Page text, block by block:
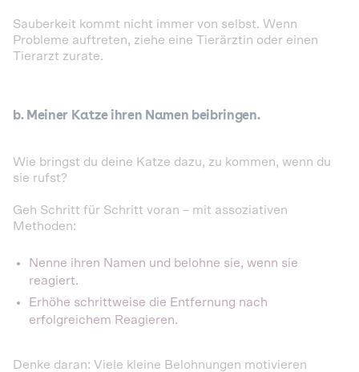
Sauberkeit kommt nicht immer von selbst. Wenn
Probleme auftreten, ziehe eine Tierärztin oder einen
Tierarzt zurate.
b. Meiner Katze ihren Namen beibringen.
Wie bringst du deine Katze dazu, zu kommen, wenn du
sie rufst?
Geh Schritt für Schritt voran – mit assoziativen
Methoden:
Nenne ihren Namen und belohne sie, wenn sie
reagiert.
Erhöhe schrittweise die Entfernung nach
erfolgreichem Reagieren.
Denke daran: Viele kleine Belohnungen motivieren